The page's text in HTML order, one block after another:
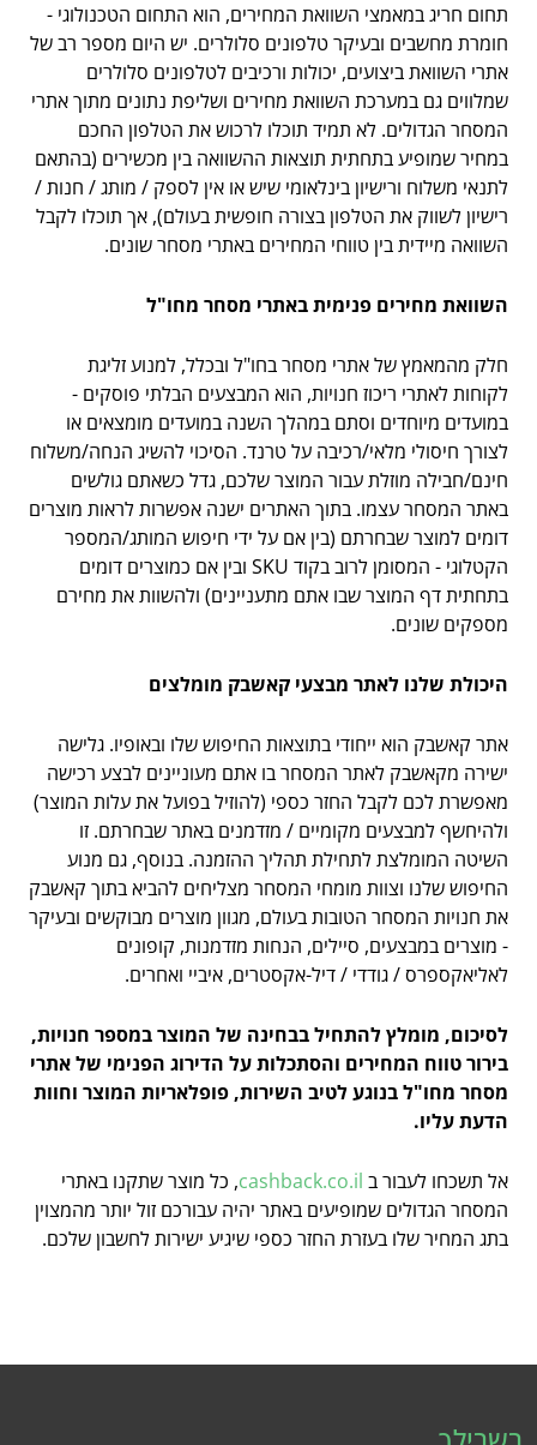
תחום חריג במאמצי השוואת המחירים, הוא התחום הטכנולוגי -
חומרת מחשבים ובעיקר טלפונים סלולרים. יש היום מספר רב של
אתרי השוואת ביצועים, יכולות ורכיבים לטלפונים סלולרים
שמלווים גם במערכת השוואת מחירים ושליפת נתונים מתוך אתרי
המסחר הגדולים. לא תמיד תוכלו לרכוש את הטלפון החכם
במחיר שמופיע בתחתית תוצאות ההשוואה בין מכשירים (בהתאם
לתנאי משלוח ורישיון בינלאומי שיש או אין לספק / מותג / חנות /
רישיון לשווק את הטלפון בצורה חופשית בעולם), אך תוכלו לקבל
השוואה מיידית בין טווחי המחירים באתרי מסחר שונים.
השוואת מחירים פנימית באתרי מסחר מחו"ל
חלק מהמאמץ של אתרי מסחר בחו"ל ובכלל, למנוע זליגת
לקוחות לאתרי ריכוז חנויות, הוא המבצעים הבלתי פוסקים -
במועדים מיוחדים וסתם במהלך השנה במועדים מומצאים או
לצורך חיסולי מלאי/רכיבה על טרנד. הסיכוי להשיג הנחה/משלוח
חינם/חבילה מוזלת עבור המוצר שלכם, גדל כשאתם גולשים
באתר המסחר עצמו. בתוך האתרים ישנה אפשרות לראות מוצרים
דומים למוצר שבחרתם (בין אם על ידי חיפוש המותג/המספר
הקטלוגי - המסומן לרוב בקוד SKU ובין אם כמוצרים דומים
בתחתית דף המוצר שבו אתם מתעניינים) ולהשוות את מחירם
מספקים שונים.
היכולת שלנו לאתר מבצעי קאשבק מומלצים
אתר קאשבק הוא ייחודי בתוצאות החיפוש שלו ובאופיו. גלישה
ישירה מקאשבק לאתר המסחר בו אתם מעוניינים לבצע רכישה
מאפשרת לכם לקבל החזר כספי (להוזיל בפועל את עלות המוצר)
ולהיחשף למבצעים מקומיים / מזדמנים באתר שבחרתם. זו
השיטה המומלצת לתחילת תהליך ההזמנה. בנוסף, גם מנוע
החיפוש שלנו וצוות מומחי המסחר מצליחים להביא בתוך קאשבק
את חנויות המסחר הטובות בעולם, מגוון מוצרים מבוקשים ובעיקר
- מוצרים במבצעים, סיילים, הנחות מזדמנות, קופונים
לאליאקספרס / גודדי / דיל-אקסטרים, איביי ואחרים.
לסיכום, מומלץ להתחיל בבחינה של המוצר במספר חנויות,
בירור טווח המחירים והסתכלות על הדירוג הפנימי של אתרי
מסחר מחו"ל בנוגע לטיב השירות, פופלאריות המוצר וחוות
הדעת עליו.
אל תשכחו לעבור ב
, כל מוצר שתקנו באתרי
המסחר הגדולים שמופיעים באתר יהיה עבורכם זול יותר מהמצוין
בתג המחיר שלו בעזרת החזר כספי שיגיע ישירות לחשבון שלכם.